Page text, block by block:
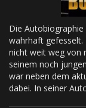
Die
wahrhaft
nicht weit weg von
seinem noch
war neben dem
dabei. In seiner